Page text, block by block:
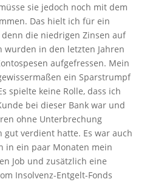
sie jedoch noch mit dem
Das hielt ich für ein
denn die niedrigen Zinsen auf
wurden in den letzten Jahren
aufgefressen. Mein
ein Sparstrumpf
spielte keine Rolle, dass ich
bei dieser Bank war und
ohne Unterbrechung
verdient hatte. Es war auch
in ein paar Monaten mein
Job und zusätzlich eine
Insolvenz-Entgelt-Fonds